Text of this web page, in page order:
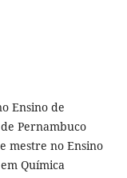
Ensino de
Pernambuco
mestre no Ensino
Química